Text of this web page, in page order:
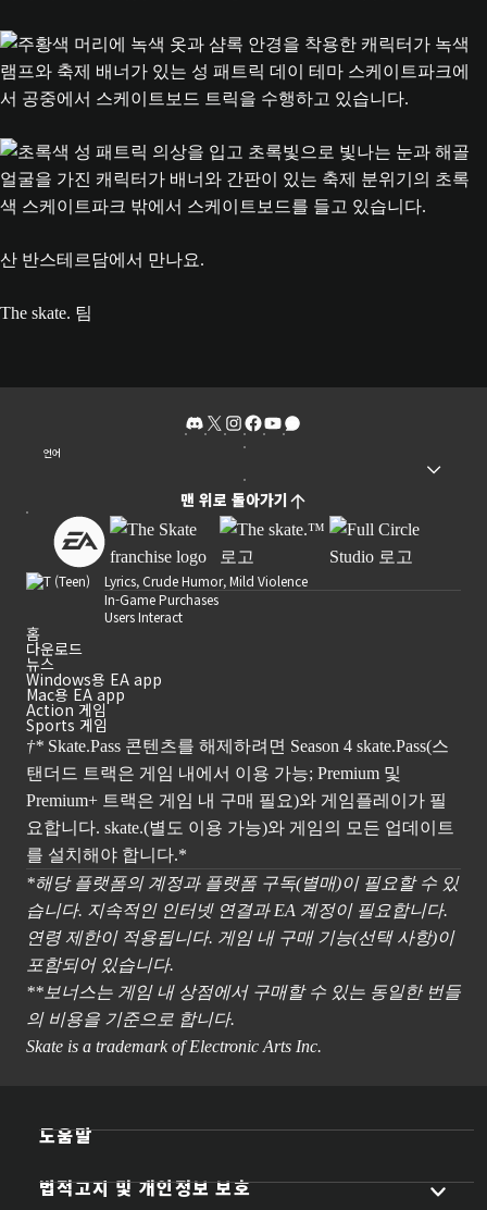
산 반스테르담에서 만나요.
The skate. 팀
언어
맨 위로 돌아가기
Lyrics, Crude Humor, Mild Violence
In-Game Purchases
Users Interact
홈
다운로드
뉴스
Windows용 EA app
Mac용 EA app
Action 게임
Sports 게임
†* Skate.Pass 콘텐츠를 해제하려면 Season 4 skate.Pass(스
탠더드 트랙은 게임 내에서 이용 가능; Premium 및
Premium+ 트랙은 게임 내 구매 필요)와 게임플레이가 필
요합니다. skate.(별도 이용 가능)와 게임의 모든 업데이트
를 설치해야 합니다.*
*해당 플랫폼의 계정과 플랫폼 구독(별매)이 필요할 수 있
습니다. 지속적인 인터넷 연결과 EA 계정이 필요합니다.
연령 제한이 적용됩니다. 게임 내 구매 기능(선택 사항)이
포함되어 있습니다.
**보너스는 게임 내 상점에서 구매할 수 있는 동일한 번들
의 비용을 기준으로 합니다.
Skate is a trademark of Electronic Arts Inc.
도움말
법적고지 및 개인정보 보호